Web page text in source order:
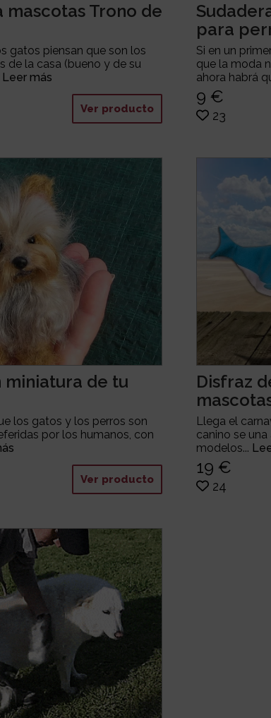
mascotas Trono de
gatos piensan que son los
de la casa (bueno y de su
Leer más
Ver producto
para
Si en un
que la moda
ahora habrá
9 €
23
miniatura de tu
los gatos y los perros son
por los humanos, con
Ver producto
Disfraz
Llega el
canino se
modelos...
19 €
24